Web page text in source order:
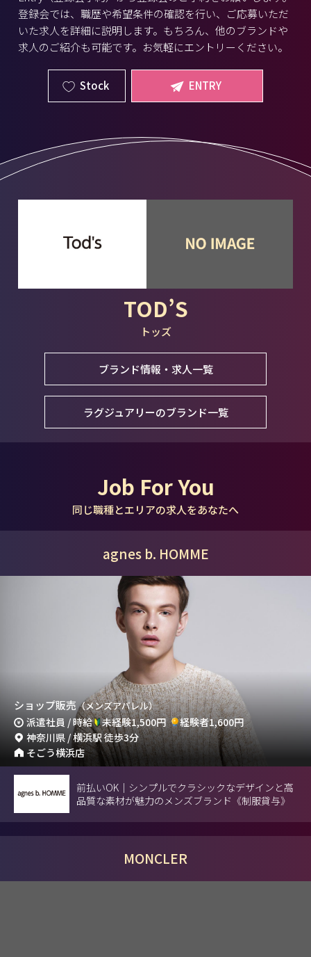
登録会では、職歴や希望条件の確認を行い、ご応募いただ
いた求人を詳細に説明します。もちろん、他のブランドや
求人のご紹介も可能です。お気軽にエントリーください。
Stock ENTRY
TOD’S
トッズ
ブランド情報・求人一覧
ラグジュアリーのブランド一覧
Job For You
同じ職種とエリアの求人をあなたへ
agnes b. HOMME
ショップ販売（メンズアパレル）
派遣社員 / 時給 未経験1,500円
経験者1,600円
神奈川県 / 横浜駅 徒歩3分
そごう横浜店
前払いOK｜シンプルでクラシックなデザインと高
品質な素材が魅力のメンズブランド《制服貸与》
MONCLER